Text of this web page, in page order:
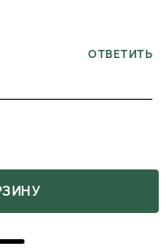
ОТВЕТИТЬ
висипання,
раніше!